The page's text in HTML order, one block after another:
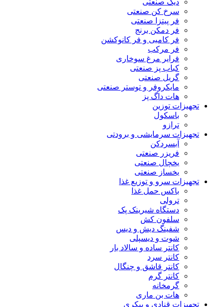
دیگ صنعتی
سرخ کن صنعتی
فر پیتزا صنعتی
فر دمکن برنج
فر کامبی و فر کانوکشن
فر مرکب
فرایر مرغ سوخاری
کباب پز صنعتی
گریل صنعتی
مایکروفر و توستر صنعتی
هات داگ پز
تجهیزات توزین
باسکول
ترازو
تجهیزات سرمایشی و برودتی
آبسردکن
فریزر صنعتی
یخچال صنعتی
یخساز صنعتی
تجهیزات سرو و توزیع غذا
باکس حمل غذا
ترولی
دستگاه شیرینک پک
سلفون کش
شفینگ دیش و دیس
شوت و دیسپلی
کانتر ساده و سالاد بار
کانتر سرد
کانتر قاشق و چنگال
کانتر گرم
گرمخانه
هات بن ماری
تجهیزات قنادی و بیکری